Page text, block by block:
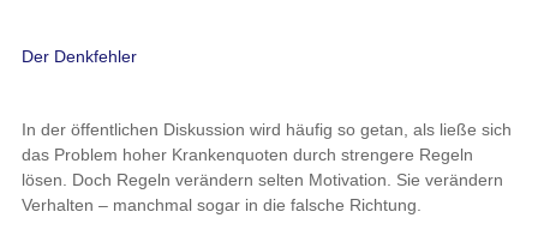
Der Denkfehler
In der öffentlichen Diskussion wird häufig so getan, als ließe sich
das Problem hoher Krankenquoten durch strengere Regeln
lösen. Doch Regeln verändern selten Motivation. Sie verändern
Verhalten – manchmal sogar in die falsche Richtung.